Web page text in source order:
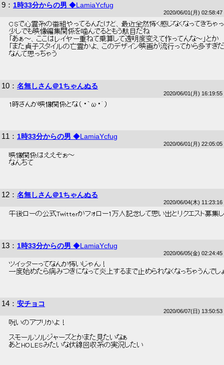
9 ： 1時33分からの男 ◆LamiaYcfug
2020/06/01(月) 02:58:47
CSで心霊系の番組やってるんだけど、最近全然怖く感じなくなってきち
少しでも映像編集関係を噛んでるともう駄目だね
「あぁ～、ここはレイヤー重ねて乗算して透明度変えて作ってんな～」とか
「また貞子スタイルの亡霊かよ、このデザイン映画が流行ってから多すぎ
なんて思っちゃう
10 ： 名無しさん＠1ちゃんぬる
2020/06/01(月) 16:19:55
1時さんが映像関係とな（ ・`ω・´）
11 ： 1時33分からの男 ◆LamiaYcfug
2020/06/01(月) 22:05:05
映像関係はええぞぉ～
なんちて
12 ： 名無しさん＠1ちゃんぬる
2020/06/04(木) 11:23:16
午後ローの公式Twitterがフォロー1万人記念して思い出とリクエスト募集
13 ： 1時33分からの男 ◆LamiaYcfug
2020/06/05(金) 02:24:45
ツイッターってなんか怖いじゃん！
一度始めたら病みつきになって炎上するまで止められなくなっちゃうんで
14 ： 安チョコ
2020/06/07(日) 13:50:53
呪いのアプリかよ！
スモールソルジャーズとかまた見たいなぁ
あとHOLESみたいな伏線回収系の実況したい